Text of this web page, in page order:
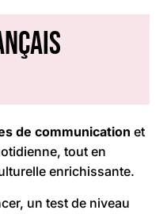
de communication et
tout en
enrichissante.
un test de niveau